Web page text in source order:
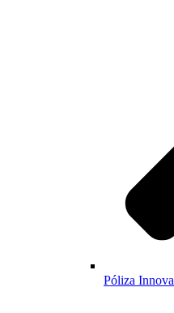
Póliza Innova